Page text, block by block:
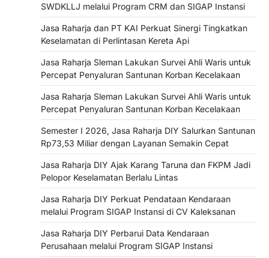
SWDKLLJ melalui Program CRM dan SIGAP Instansi
Jasa Raharja dan PT KAI Perkuat Sinergi Tingkatkan
Keselamatan di Perlintasan Kereta Api
Jasa Raharja Sleman Lakukan Survei Ahli Waris untuk
Percepat Penyaluran Santunan Korban Kecelakaan
Jasa Raharja Sleman Lakukan Survei Ahli Waris untuk
Percepat Penyaluran Santunan Korban Kecelakaan
Semester I 2026, Jasa Raharja DIY Salurkan Santunan
Rp73,53 Miliar dengan Layanan Semakin Cepat
Jasa Raharja DIY Ajak Karang Taruna dan FKPM Jadi
Pelopor Keselamatan Berlalu Lintas
Jasa Raharja DIY Perkuat Pendataan Kendaraan
melalui Program SIGAP Instansi di CV Kaleksanan
Jasa Raharja DIY Perbarui Data Kendaraan
Perusahaan melalui Program SIGAP Instansi